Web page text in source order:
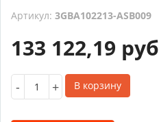
Артикул: 3GBA102213-ASB009
133 122,19 руб
- + В корзину